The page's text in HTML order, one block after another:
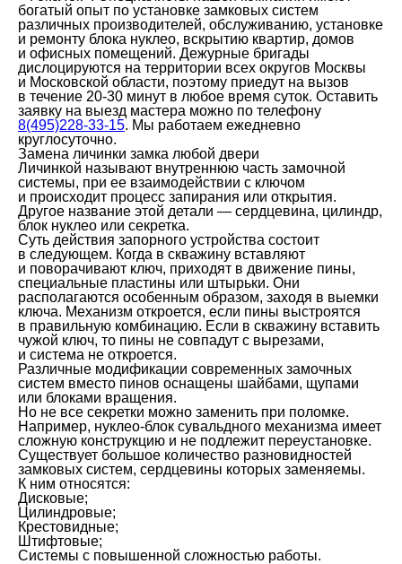
богатый опыт по установке замковых систем
различных производителей, обслуживанию, установке
и ремонту блока нуклео, вскрытию квартир, домов
и офисных помещений. Дежурные бригады
дислоцируются на территории всех округов Москвы
и Московской области, поэтому приедут на вызов
в течение 20-30 минут в любое время суток. Оставить
заявку на выезд мастера можно по телефону
8(495)228-33-15. Мы работаем ежедневно
круглосуточно.
Замена личинки замка любой двери
Личинкой называют внутреннюю часть замочной
системы, при ее взаимодействии с ключом
и происходит процесс запирания или открытия.
Другое название этой детали — сердцевина, цилиндр,
блок нуклео или секретка.
Суть действия запорного устройства состоит
в следующем. Когда в скважину вставляют
и поворачивают ключ, приходят в движение пины,
специальные пластины или штырьки. Они
располагаются особенным образом, заходя в выемки
ключа. Механизм откроется, если пины выстроятся
в правильную комбинацию. Если в скважину вставить
чужой ключ, то пины не совпадут с вырезами,
и система не откроется.
Различные модификации современных замочных
систем вместо пинов оснащены шайбами, щупами
или блоками вращения.
Но не все секретки можно заменить при поломке.
Например, нуклео-блок сувальдного механизма имеет
сложную конструкцию и не подлежит переустановке.
Существует большое количество разновидностей
замковых систем, сердцевины которых заменяемы.
К ним относятся:
Дисковые;
Цилиндровые;
Крестовидные;
Штифтовые;
Системы с повышенной сложностью работы.